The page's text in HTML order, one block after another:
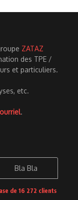
ZATAZ
des TPE /
et particuliers.
etc.
.
Bla Bla
de 16 272 clients